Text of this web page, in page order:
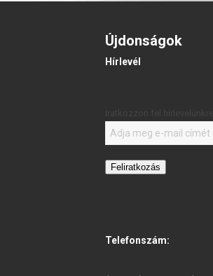
Újdonságok
Hírlevél
Feliratkozás
Telefonszám: